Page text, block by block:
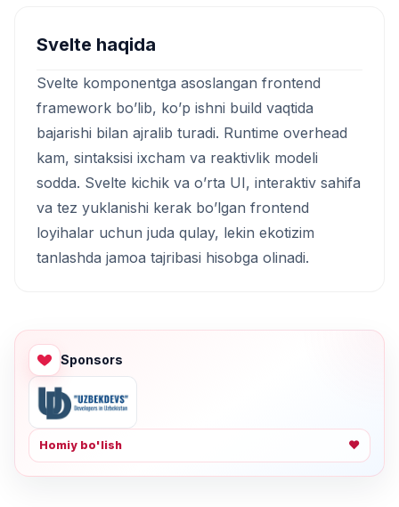
Svelte haqida
Svelte komponentga asoslangan frontend
framework bo’lib, ko’p ishni build vaqtida
bajarishi bilan ajralib turadi. Runtime overhead
kam, sintaksisi ixcham va reaktivlik modeli
sodda. Svelte kichik va o’rta UI, interaktiv sahifa
va tez yuklanishi kerak bo’lgan frontend
loyihalar uchun juda qulay, lekin ekotizim
tanlashda jamoa tajribasi hisobga olinadi.
Sponsors
Homiy bo'lish ❤